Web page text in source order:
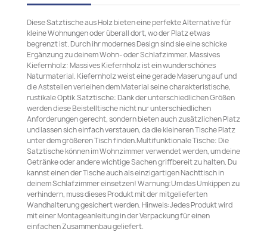
Diese Satztische aus Holz bieten eine perfekte Alternative für
kleine Wohnungen oder überall dort, wo der Platz etwas
begrenzt ist. Durch ihr modernes Design sind sie eine schicke
Ergänzung zu deinem Wohn- oder Schlafzimmer. Massives
Kiefernholz: Massives Kiefernholz ist ein wunderschönes
Naturmaterial. Kiefernholz weist eine gerade Maserung auf und
die Aststellen verleihen dem Material seine charakteristische,
rustikale Optik.Satztische: Dank der unterschiedlichen Größen
werden diese Beistelltische nicht nur unterschiedlichen
Anforderungen gerecht, sondern bieten auch zusätzlichen Platz
und lassen sich einfach verstauen, da die kleineren Tische Platz
unter dem größeren Tisch finden.Multifunktionale Tische: Die
Satztische können im Wohnzimmer verwendet werden, um deine
Getränke oder andere wichtige Sachen griffbereit zu halten. Du
kannst einen der Tische auch als einzigartigen Nachttisch in
deinem Schlafzimmer einsetzen! Warnung:Um das Umkippen zu
verhindern, muss dieses Produkt mit der mitgelieferten
Wandhalterung gesichert werden. Hinweis:Jedes Produkt wird
mit einer Montageanleitung in der Verpackung für einen
einfachen Zusammenbau geliefert.